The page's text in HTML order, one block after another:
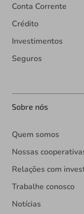
Conta Corrente
Crédito
Investimentos
Seguros
Sobre nós
Quem somos
Nossas
Relações com
Trabalhe conosco
Notícias